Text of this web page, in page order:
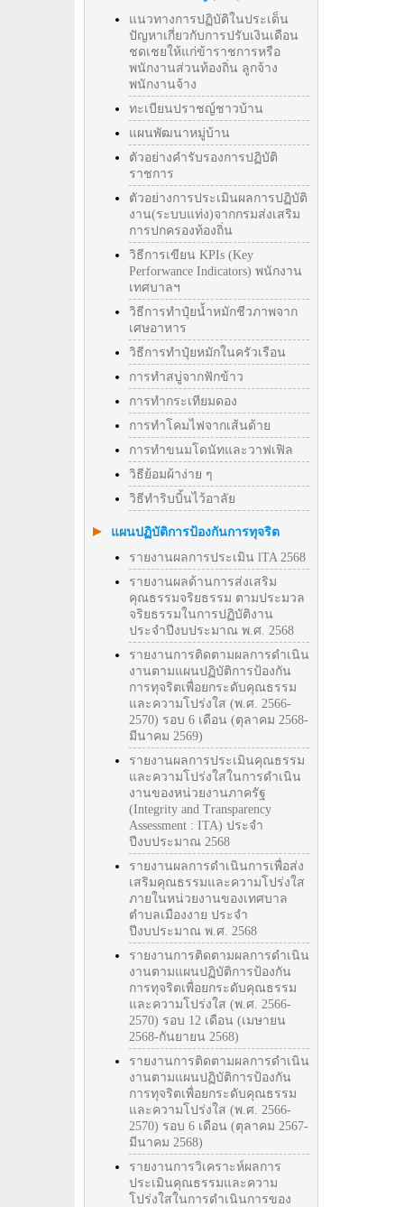
แนวทางการปฏิบัติในประเด็น
ปัญหาเกี่ยวกับการปรับเงินเดือน
ชดเชยให้แก่ข้าราชการหรือ
พนักงานส่วนท้องถิ่น ลูกจ้าง
พนักงานจ้าง
ทะเบียนปราชญ์ชาวบ้าน
แผนพัฒนาหมู่บ้าน
ตัวอย่างคำรับรองการปฏิบัติ
ราชการ
ตัวอย่างการประเมินผลการปฏิบัติ
งาน(ระบบแท่ง)จากกรมส่งเสริม
การปกครองท้องถิ่น
วิธีการเขียน KPIs (Key
Perforwance Indicators) พนักงาน
เทศบาลฯ
วิธีการทำปุ๋ยน้ำหมักชีวภาพจาก
เศษอาหาร
วิธีการทำปุ๋ยหมักในครัวเรือน
การทำสบู่จากฟักข้าว
การทำกระเทียมดอง
การทำโคมไฟจากเส้นด้าย
การทำขนมโดนัทและวาฟเฟิล
วิธีย้อมผ้าง่าย ๆ
วิธีทําริบบิ้นไว้อาลัย
แผนปฏิบัติการป้องกันการทุจริต
รายงานผลการประเมิน lTA 2568
รายงานผลด้านการส่งเสริม
คุณธรรมจริยธรรม ตามประมวล
จริยธรรมในการปฏิบัติงาน
ประจำปีงบประมาณ พ.ศ. 2568
รายงานการติดตามผลการดำเนิน
งานตามแผนปฏิบัติการป้องกัน
การทุจริตเพื่อยกระดับคุณธรรม
และความโปร่งใส (พ.ศ. 2566-
2570) รอบ 6 เดือน (ตุลาคม 2568-
มีนาคม 2569)
รายงานผลการประเมินคุณธรรม
และความโปร่งใสในการดำเนิน
งานของหน่วยงานภาครัฐ
(Integrity and Transparency
Assessment : ITA) ประจำ
ปีงบประมาณ 2568
รายงานผลการดำเนินการเพื่อส่ง
เสริมคุณธรรมและความโปร่งใส
ภายในหน่วยงานของเทศบาล
ตำบลเมืองงาย ประจำ
ปีงบประมาณ พ.ศ. 2568
รายงานการติดตามผลการดำเนิน
งานตามแผนปฏิบัติการป้องกัน
การทุจริตเพื่อยกระดับคุณธรรม
และความโปร่งใส (พ.ศ. 2566-
2570) รอบ 12 เดือน (เมษายน
2568-กันยายน 2568)
รายงานการติดตามผลการดำเนิน
งานตามแผนปฏิบัติการป้องกัน
การทุจริตเพื่อยกระดับคุณธรรม
และความโปร่งใส (พ.ศ. 2566-
2570) รอบ 6 เดือน (ตุลาคม 2567-
มีนาคม 2568)
รายงานการวิเคราะห์ผลการ
ประเมินคุณธรรมและความ
โปร่งใสในการดำเนินการของ